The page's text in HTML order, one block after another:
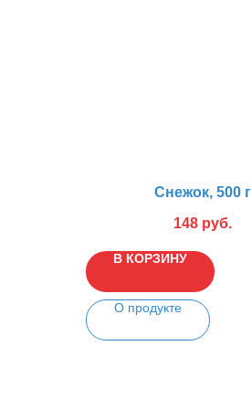
Снежок, 500 г
148 руб.
В КОРЗИНУ
О продукте